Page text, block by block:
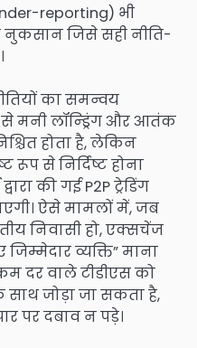
reporting) भी
नुकसान जिसे सही नीति-
का समन्वय
मनी लॉन्ड्रिंग और आतंक
होता है, लेकिन
से निर्दिष्ट होना
की गई P2P ट्रेडिंग
ऐसे मामलों में, जब
निवासी हो, एक्सचेंज
व्यक्ति” माना
दर वाले टीडीएस को
साथ जोड़ा जा सकता है,
पर दबाव न पड़े।